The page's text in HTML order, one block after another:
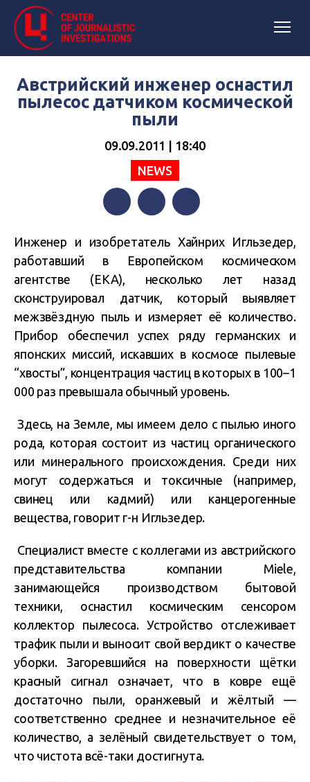
Австрийский инженер оснастил
пылесос датчиком космической
пыли
09.09.2011 | 18:40
NEWS
Инженер и изобретатель Хайнрих Игльзедер,
работавший в Европейском космическом
агентстве (ЕКА), несколько лет назад
сконструировал датчик, который выявляет
межзвёздную пыль и измеряет её количество.
Прибор обеспечил успех ряду германских и
японских миссий, искавших в космосе пылевые
“хвосты”, концентрация частиц в которых в 100–1
000 раз превышала обычный уровень.
Здесь, на Земле, мы имеем дело с пылью иного
рода, которая состоит из частиц органического
или минерального происхождения. Среди них
могут содержаться и токсичные (например,
свинец или кадмий) или канцерогенные
вещества, говорит г-н Игльзедер.
Специалист вместе с коллегами из австрийского
представительства компании Miele,
занимающейся производством бытовой
техники, оснастил космическим сенсором
коллектор пылесоса. Устройство отслеживает
трафик пыли и выносит свой вердикт о качестве
уборки. Загоревшийся на поверхности щётки
красный сигнал означает, что в ковре ещё
достаточно пыли, оранжевый и жёлтый —
соответственно среднее и незначительное её
количество, а зелёный свидетельствует о том,
что чистота всё-таки достигнута.